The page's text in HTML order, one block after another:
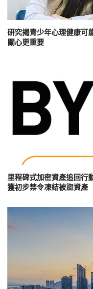
研究揭青少年心理健康可
關心更重要
里程碑式加密資產追回
獲初步禁令凍結被盜資產